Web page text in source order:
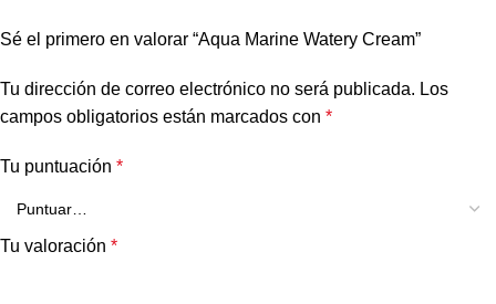
Sé el primero en valorar “Aqua Marine Watery Cream”
Tu dirección de correo electrónico no será publicada. Los
campos obligatorios están marcados con *
Tu puntuación *
Tu valoración *